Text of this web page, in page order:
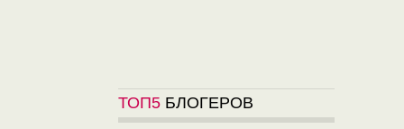
ТОП5 БЛОГЕРОВ